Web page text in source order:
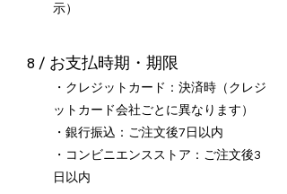
示）
8 / お支払時期・期限
・クレジットカード：決済時（クレジ
ットカード会社ごとに異なります）
・銀行振込：ご注文後7日以内
・コンビニエンスストア：ご注文後3
日以内